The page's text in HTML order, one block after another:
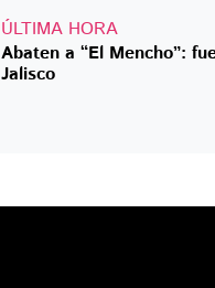
ÚLTIMA HORA
Abaten a “El Mencho”:
Jalisco